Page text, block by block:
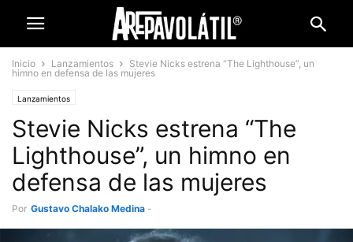
Inicio Lanzamientos
Stevie Nicks estrena “The Lighthouse”, un
himno en defensa de las mujeres
Lanzamientos
Stevie Nicks estrena “The
Lighthouse”, un himno en
defensa de las mujeres
Por Gustavo Chalako Medina -